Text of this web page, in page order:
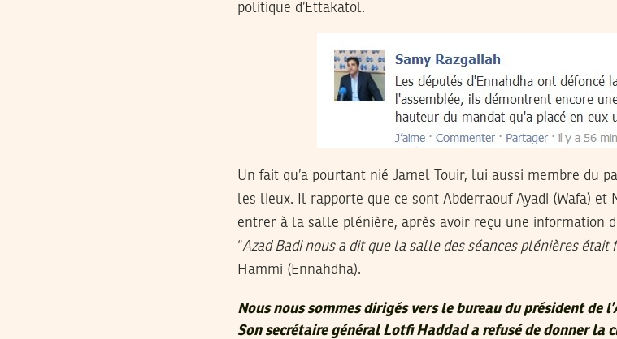
politique d’Ettakatol.
Un fait qu’a pourtant nié Jamel Touir, lui aussi membre du
les lieux. Il rapporte que ce sont Abderraouf Ayadi (Wafa) et
entrer à la salle plénière, après avoir reçu une information
“Azad Badi nous a dit que la salle des séances plénières était
Hammi (Ennahdha).
Nous nous sommes dirigés vers le bureau du président de
Son secrétaire général Lotfi Haddad a refusé de donner la